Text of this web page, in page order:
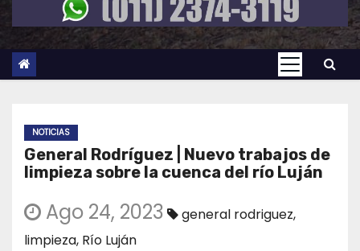
NOTICIAS
General Rodríguez | Nuevo trabajos de
limpieza sobre la cuenca del río Luján
Ago 24, 2023 general rodriguez,
limpieza, Río Luján